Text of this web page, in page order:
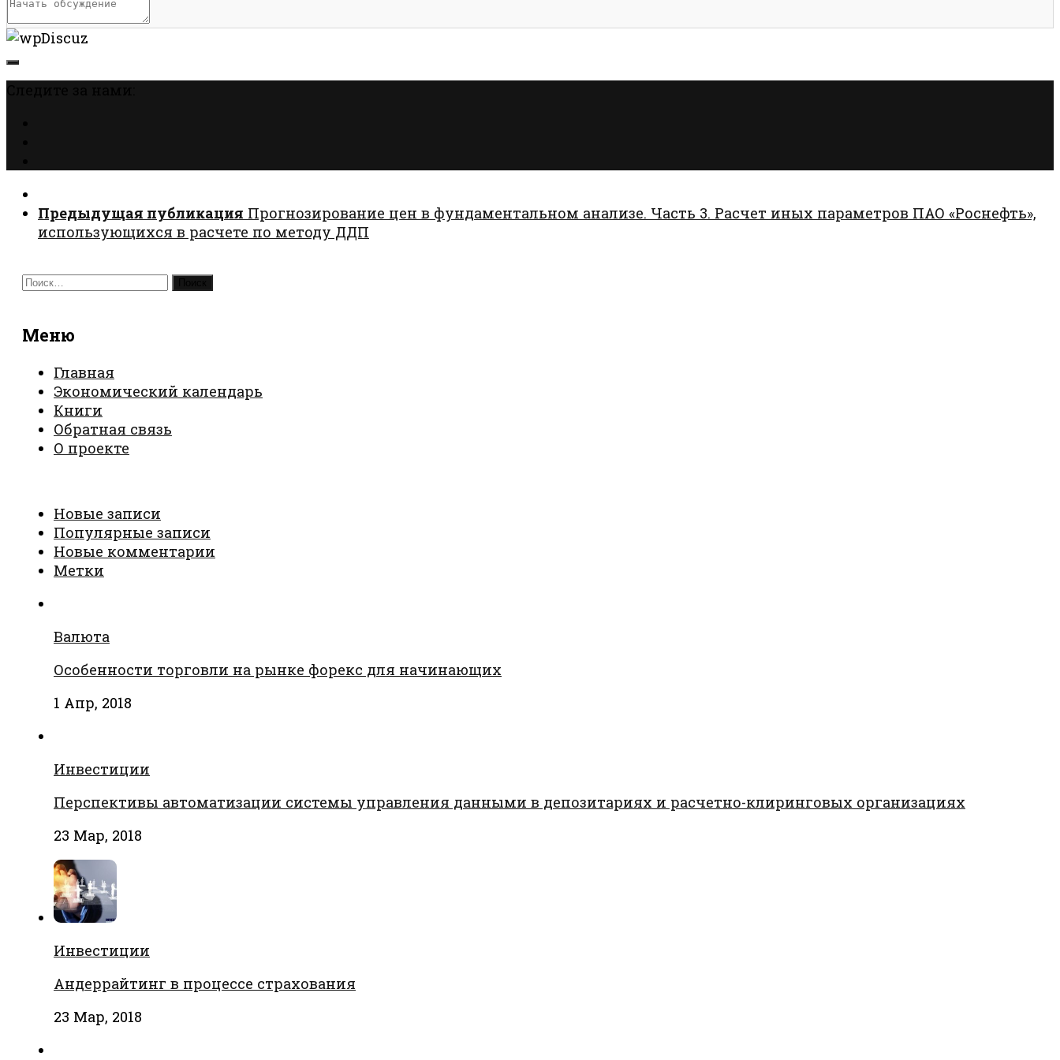
Предыдущая публикация Прогнозирование цен в фундаментальном анализе. Часть 3. Расчет иных параметров ПАО «Роснефть»,
использующихся в расчете по методу ДДП
Найти:
Меню
Главная
Экономический календарь
Книги
Обратная связь
О проекте
Новые записи
Популярные записи
Новые комментарии
Метки
Валюта
Особенности торговли на рынке форекс для начинающих
1 Апр, 2018
Инвестиции
Перспективы автоматизации системы управления данными в депозитариях и расчетно-клиринговых организациях
23 Мар, 2018
Инвестиции
Андеррайтинг в процессе страхования
23 Мар, 2018